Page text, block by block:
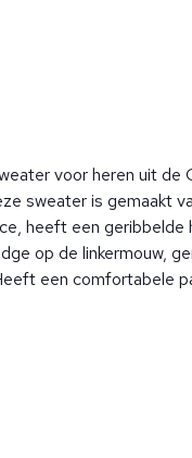
voor heren uit de
sweater is gemaakt
heeft een geribbelde
op de linkermouw,
een comfortabele